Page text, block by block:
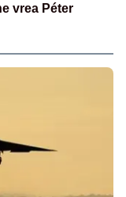
vrea Péter